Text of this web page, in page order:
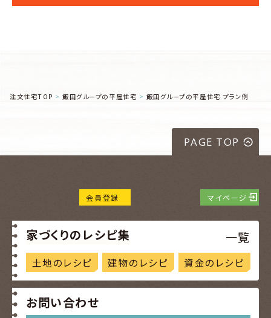
注文住宅TOP 飯田グループの平屋住宅 飯田グループの平屋住宅 プラン例
PAGE TOP
会員登録 マイページ
家づくりのレシピ集 一覧
土地のレシピ 建物のレシピ 資金のレシピ
お問い合わせ